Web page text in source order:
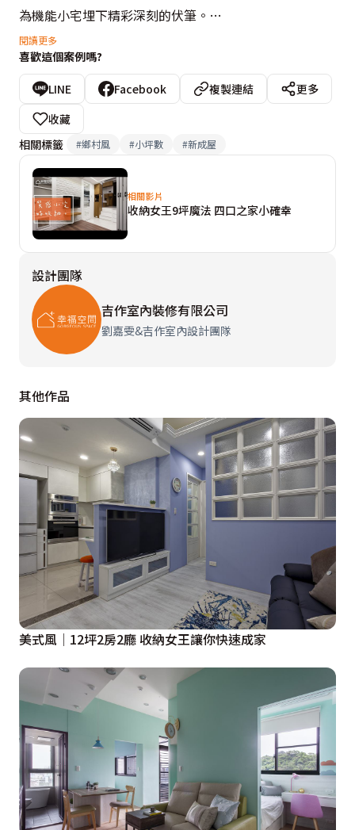
為機能小宅埋下精彩深刻的伏筆。
為滿足招待親友賓客的需求，特別訂製可活動式木桌，並
精準測量腳步移動間距，提供舒適自在的休閒環境，而此
區更規劃了投影布幕，省去電視牆的空間，完美延伸場域
使用彈性。然而，於風格形塑方面，吉作設計則選以鄉村
風格面板及文化石鋪敘廚櫃、視聽主牆，營造浪漫質感氛
圍，並適度點綴深藍跳色設計與LED燈帶，讓實用機能滿
分的空間，同時亦可擁有優越的設計美感。
延著樓梯向上走，為可容納五人的臥眠區，並配置了充足
的衣物收納設計，且設有儲藏床墊、寢具的空間，豐富儲
物機能。此外，由於上層有結構橫樑經過的情況，劉嘉雯
設計師便將樑下空間規劃為休憩臥榻，並結合多元儲物設
計，巧手替危機化為轉機，完美成就這處宛如魔法屋的質
閱讀更多
喜歡這個案例嗎?
LINE Facebook 複製連結
更多
收藏
相關標籤
#鄉村風 #小坪數 #新成屋
相關影片
收納女王9坪魔法 四口之家小確幸
設計團隊
吉作室內裝修有限公司
劉嘉雯&吉作室內設計團隊
其他作品
美式風│12坪2房2廳 收納女王讓你快速成家